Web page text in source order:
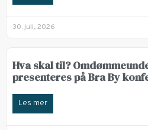
30. juli, 2026
Hva skal til?
presenteres på Bra By
Les mer